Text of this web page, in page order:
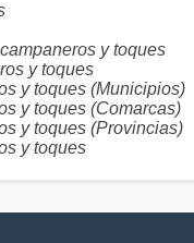
y toques
y toques
y toques (Municipios)
y toques (Comarcas)
y toques (Provincias)
y toques